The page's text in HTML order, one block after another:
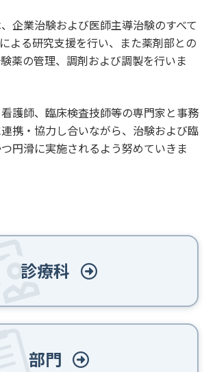
企業治験および医師主導治験のすべて
よる研究支援を行い、また薬剤部との
薬の管理、調剤および調製を行いま
護師、臨床検査技師等の専門家と事務
携・協力し合いながら、治験および臨
円滑に実施されるよう努めていきま
診療科
部門